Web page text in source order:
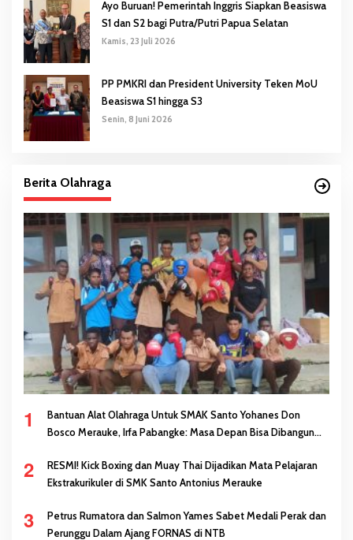
Ayo Buruan! Pemerintah Inggris Siapkan Beasiswa
S1 dan S2 bagi Putra/Putri Papua Selatan
Kamis, 23 Juli 2026
PP PMKRI dan President University Teken MoU
Beasiswa S1 hingga S3
Senin, 8 Juni 2026
Berita Olahraga
1
Bantuan Alat Olahraga Untuk SMAK Santo Yohanes Don
Bosco Merauke, Irfa Pabangke: Masa Depan Bisa Dibangun
2
RESMI! Kick Boxing dan Muay Thai Dijadikan Mata Pelajaran
Ekstrakurikuler di SMK Santo Antonius Merauke
3
Petrus Rumatora dan Salmon Yames Sabet Medali Perak dan
Perunggu Dalam Ajang FORNAS di NTB